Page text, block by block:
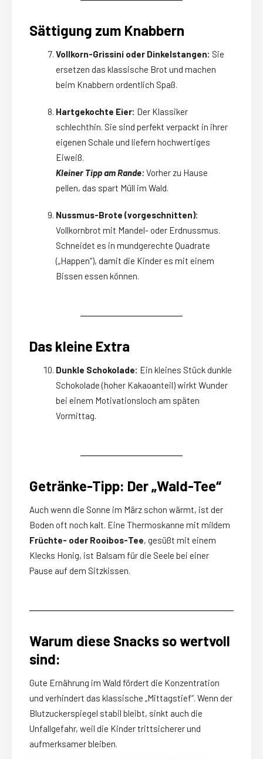
Sättigung zum Knabbern
Vollkorn-Grissini oder Dinkelstangen: Sie
ersetzen das klassische Brot und machen
beim Knabbern ordentlich Spaß.
Hartgekochte Eier: Der Klassiker
schlechthin. Sie sind perfekt verpackt in ihrer
eigenen Schale und liefern hochwertiges
Eiweiß.
Kleiner Tipp am Rande:Vorher zu Hause
pellen, das spart Müll im Wald.
Nussmus-Brote (vorgeschnitten):
Vollkornbrot mit Mandel- oder Erdnussmus.
Schneidet es in mundgerechte Quadrate
(„Happen“), damit die Kinder es mit einem
Bissen essen können.
Das kleine Extra
Dunkle Schokolade: Ein kleines Stück dunkle
Schokolade (hoher Kakaoanteil) wirkt Wunder
bei einem Motivationsloch am späten
Vormittag.
Getränke-Tipp: Der „Wald-Tee“
Auch wenn die Sonne im März schon wärmt, ist der
Boden oft noch kalt. Eine Thermoskanne mit mildem
Früchte- oder Rooibos-Tee, gesüßt mit einem
Klecks Honig, ist Balsam für die Seele bei einer
Pause auf dem Sitzkissen.
Warum diese Snacks so wertvoll
sind:
Gute Ernährung im Wald fördert die Konzentration
und verhindert das klassische „Mittagstief“. Wenn der
Blutzuckerspiegel stabil bleibt, sinkt auch die
Unfallgefahr, weil die Kinder trittsicherer und
aufmerksamer bleiben.